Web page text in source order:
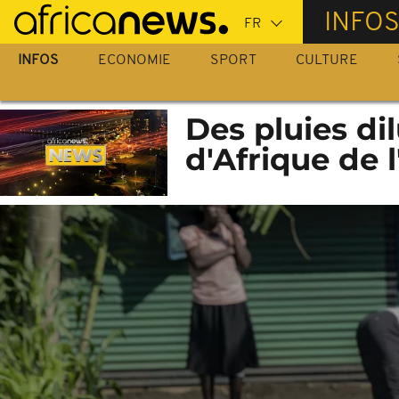
Passer
au
contenu
INFOS
INFOS ECONOMIE SPORT CULTURE
Des pluies
d'Afrique de